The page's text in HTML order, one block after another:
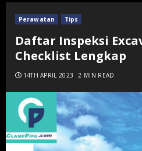
Perawatan Tips
Daftar Inspeksi
Checklist Lengkap
14TH APRIL 2023 2 MIN READ